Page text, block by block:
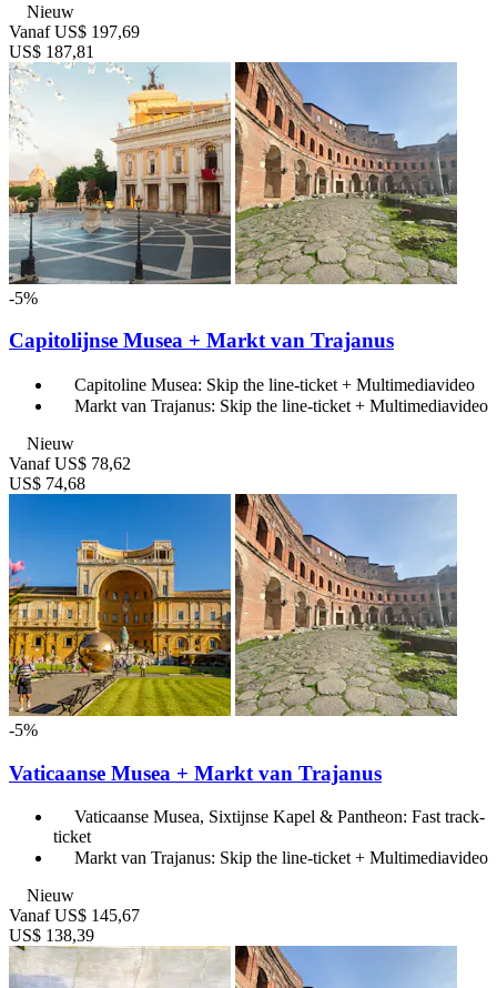
Nieuw
Vanaf US$ 197,69
US$ 187,81
-5%
Capitolijnse Musea + Markt van Trajanus
Capitoline Musea: Skip the line-ticket + Multimediavideo
Markt van Trajanus: Skip the line-ticket + Multimediavideo
Nieuw
Vanaf US$ 78,62
US$ 74,68
-5%
Vaticaanse Musea + Markt van Trajanus
Vaticaanse Musea, Sixtijnse Kapel & Pantheon: Fast track-
ticket
Markt van Trajanus: Skip the line-ticket + Multimediavideo
Nieuw
Vanaf US$ 145,67
US$ 138,39